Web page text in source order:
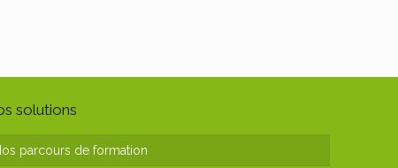
solutions
parcours de formation